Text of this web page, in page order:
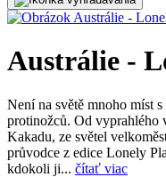
Austrálie -
Není na světě mnoho míst
protinožců. Od vyprahlého
Kakadu, ze světel
průvodce z edice Lonely
kdokoli ji... čítať viac